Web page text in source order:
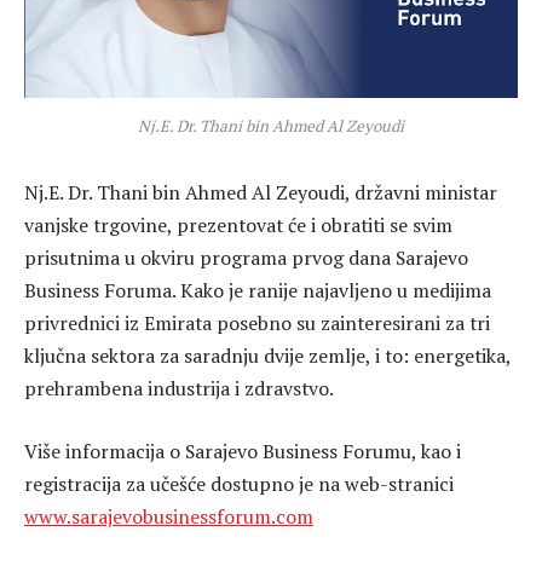
Nj.E. Dr. Thani bin Ahmed Al Zeyoudi
Nj.E. Dr. Thani bin Ahmed Al Zeyoudi, državni ministar
vanjske trgovine, prezentovat će i obratiti se svim
prisutnima u okviru programa prvog dana Sarajevo
Business Foruma. Kako je ranije najavljeno u medijima
privrednici iz Emirata posebno su zainteresirani za tri
ključna sektora za saradnju dvije zemlje, i to: energetika,
prehrambena industrija i zdravstvo.
Više informacija o Sarajevo Business Forumu, kao i
registracija za učešće dostupno je na web-stranici
www.sarajevobusinessforum.com